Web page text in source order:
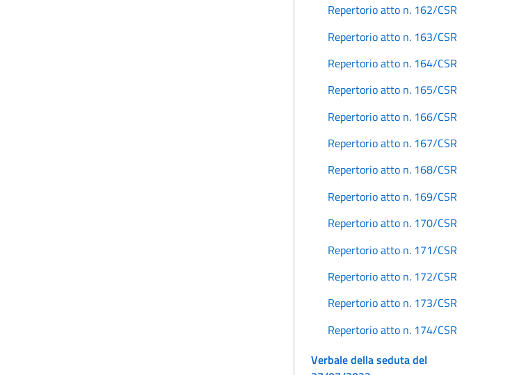
Repertorio atto n. 162/CSR
Repertorio atto n. 163/CSR
Repertorio atto n. 164/CSR
Repertorio atto n. 165/CSR
Repertorio atto n. 166/CSR
Repertorio atto n. 167/CSR
Repertorio atto n. 168/CSR
Repertorio atto n. 169/CSR
Repertorio atto n. 170/CSR
Repertorio atto n. 171/CSR
Repertorio atto n. 172/CSR
Repertorio atto n. 173/CSR
Repertorio atto n. 174/CSR
Verbale della seduta del